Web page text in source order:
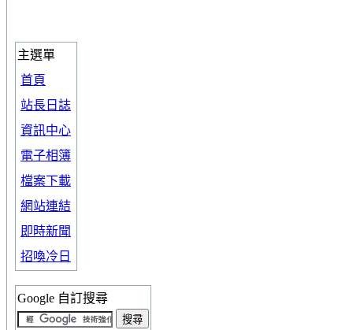
主選單
首頁
站長日誌
資訊中心
電子相簿
檔案下載
網站連結
即時新聞
招喚冷日
Google 自訂搜尋